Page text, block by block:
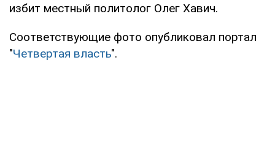
избит местный политолог Олег Хавич.
Соответствующие фото опубликовал портал
"Четвертая власть".